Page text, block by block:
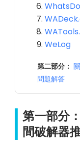
WeLog
第二部分：
問題解答
第一部分
間破解器